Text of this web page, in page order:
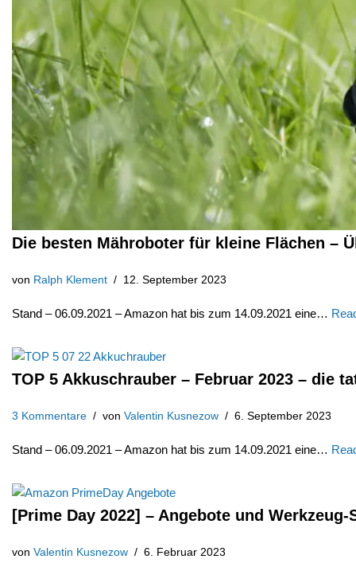
Die besten Mähroboter für kleine Flächen –
von Ralph Klement 12. September 2023
Stand – 06.09.2021 – Amazon hat bis zum 14.09.2021 eine…
TOP 5 Akkuschrauber – Februar 2023 – die
3 Kommentare von Valentin Kusnezow 6. September 2023
Stand – 06.09.2021 – Amazon hat bis zum 14.09.2021 eine…
[Prime Day 2022] – Angebote und Werkzeug-
von Valentin Kusnezow 6. Februar 2023